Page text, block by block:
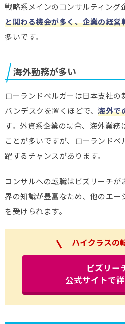
戦略系メインのコンサルティング
と関わる機会が多く、企業の経営
多いです。
海外勤務が多い
ローランドベルガーは日本支社の
パンデスクを置くほどで、 海外で
す。外資系企業の場合、海外業務
ことが多いですが、ローランドベ
躍するチャンスがあります。
コンサルへの転職はビズリーチが
界の知識が豊富なため、他のエー
を受けられます。
ハイクラスの
ビズリー
公式サイトで